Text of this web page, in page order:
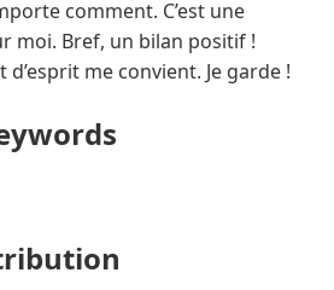
comment. C’est une
moi. Bref, un bilan positif !
me convient. Je garde !